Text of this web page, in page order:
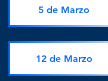
5 de Marzo
12 de Marzo